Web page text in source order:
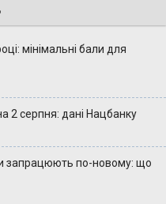
мінімальні бали для
2 серпня: дані Нацбанку
запрацюють по-новому: що